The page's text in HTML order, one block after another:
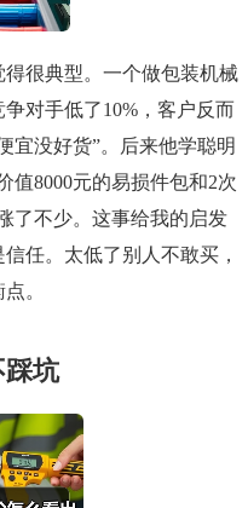
很典型。一个做包装机械
对手低了10%，客户反而
宜没好货”。后来他学聪明
值8000元的易损件包和2次
了不少。这事给我的启发
任。太低了别人不敢买，
。
踩坑